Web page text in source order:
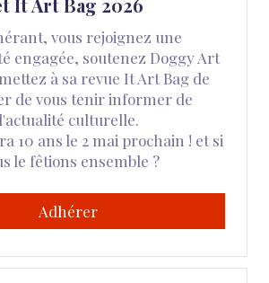
It Art Bag 2026
vous rejoignez une
engagée, soutenez Doggy Art
à sa revue It Art Bag de
de vous tenir informer de
l'actualité culturelle.
10 ans le 2 mai prochain ! et si
le fêtions ensemble ?
Adhérer